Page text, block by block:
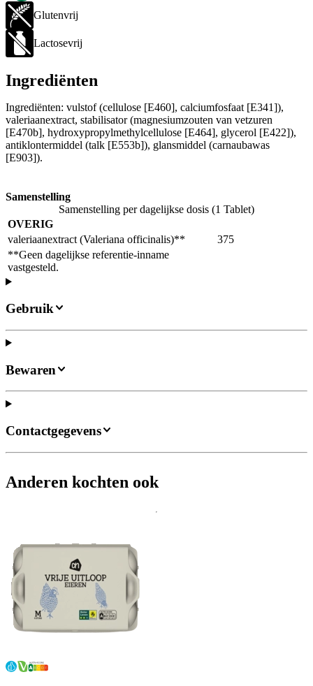
Glutenvrij
Lactosevrij
Ingrediënten
Ingrediënten: vulstof (cellulose [E460], calciumfosfaat [E341]),
valeriaanextract, stabilisator (magnesiumzouten van vetzuren
[E470b], hydroxypropylmethylcellulose [E464], glycerol [E422]),
antiklontermiddel (talk [E553b]), glansmiddel (carnaubawas
[E903]).
Samenstelling
Samenstelling per dagelijkse dosis (1 Tablet)
OVERIG
valeriaanextract (Valeriana officinalis)**
375
**Geen dagelijkse referentie-inname
vastgesteld.
Gebruik
Bewaren
Contactgegevens
Anderen kochten ook